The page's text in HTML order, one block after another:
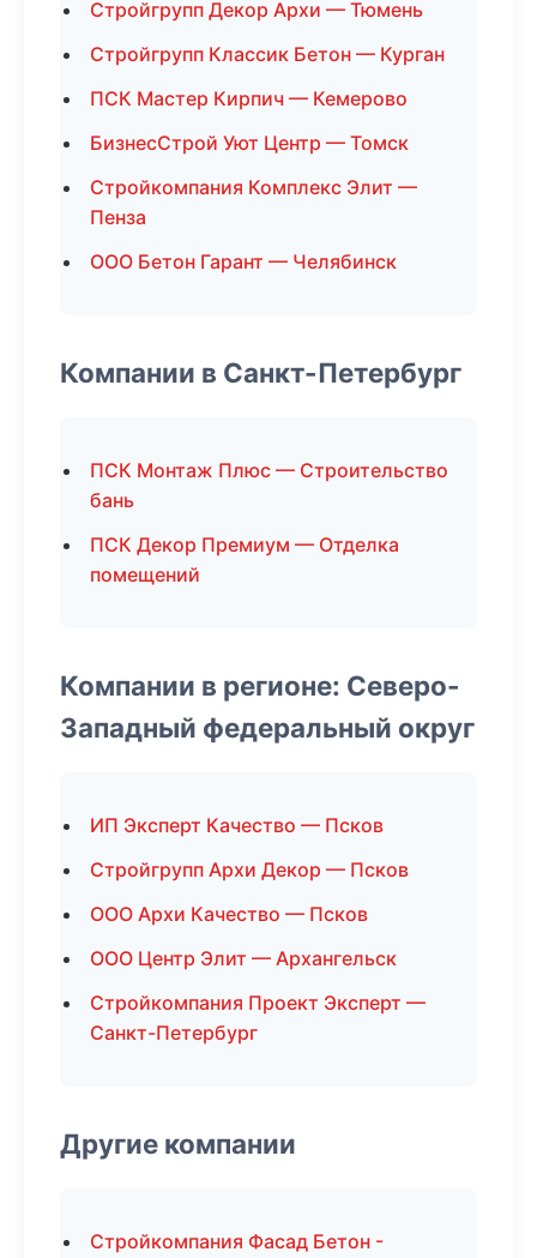
Стройгрупп Декор Архи — Тюмень
Стройгрупп Классик Бетон — Курган
ПСК Мастер Кирпич — Кемерово
БизнесСтрой Уют Центр — Томск
Стройкомпания Комплекс Элит —
Пенза
ООО Бетон Гарант — Челябинск
Компании в Санкт-Петербург
ПСК Монтаж Плюс — Строительство
бань
ПСК Декор Премиум — Отделка
помещений
Компании в регионе: Северо-
Западный федеральный округ
ИП Эксперт Качество — Псков
Стройгрупп Архи Декор — Псков
ООО Архи Качество — Псков
ООО Центр Элит — Архангельск
Стройкомпания Проект Эксперт —
Санкт-Петербург
Другие компании
Стройкомпания Фасад Бетон -